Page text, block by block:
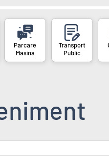
Masina
Public
Galerie